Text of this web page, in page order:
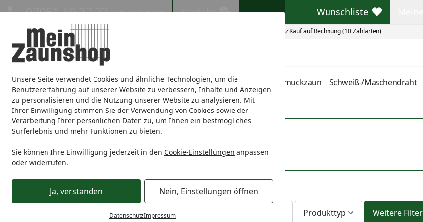
Unsere Seite verwendet Cookies und ähnliche Technologien, um die
Benutzererfahrung auf unserer Website zu verbessern, Inhalte und Anzeigen
zu personalisieren und die Nutzung unserer Website zu analysieren. Mit
Ihrer Einwilligung stimmen Sie der Verwendung von Cookies sowie der
Verarbeitung Ihrer persönlichen Daten zu, um Ihnen ein bestmögliches
Surferlebnis und mehr Funktionen zu bieten.
Sie können Ihre Einwilligung jederzeit in den Cookie-Einstellungen anpassen
oder widerrufen.
Ja, verstanden Nein, Einstellungen öffnen
DatenschutzImpressum
Eigene Montage-Teams Kauf auf Rechnung (10 Zahlarten)
07051 / 9 22 22 Mo-Fr. 8-16 Uhr Kontakt Wunschliste
Wunschliste
Sichtschutz Doppelstabmatte Zaunsets Gabionen Einstabmatten Schmuckzaun Schweiß-/Maschendraht
Zaunmarken
Sichtschutz Holz T&J T&J ECO DICHTZAUN
T&J ECO DICHTZAUN
Ihre Artikelübersicht
Serviceleistungen Produkttyp Weitere Filter